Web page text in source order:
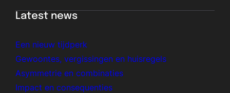
Latest news
Een nieuw tijdperk
Gewoontes, vergissingen en huisregels
Asymmetrie en combinaties
Impact en consequenties